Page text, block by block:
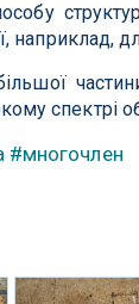
наприклад,
спектрі
#многочлен